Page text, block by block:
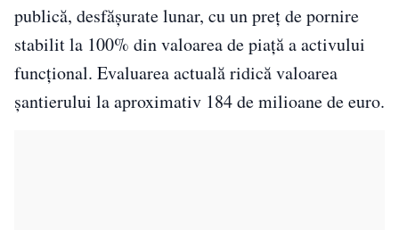
publică, desfășurate lunar, cu un preț de pornire
stabilit la 100% din valoarea de piață a activului
funcțional. Evaluarea actuală ridică valoarea
șantierului la aproximativ 184 de milioane de euro.